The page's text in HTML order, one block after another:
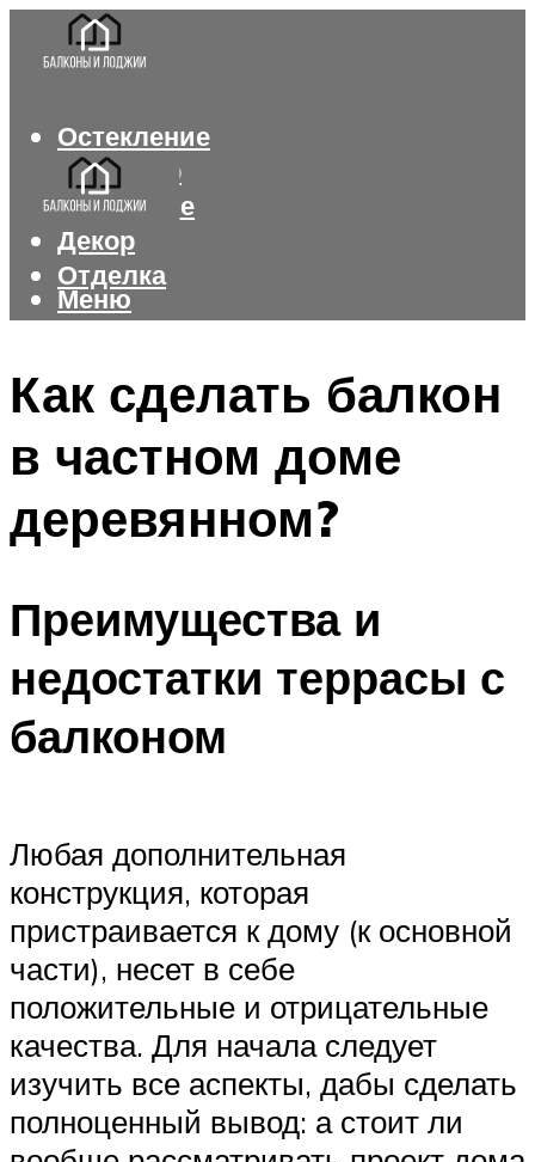
Остекление
Интерьер
Утепление
Декор
Отделка
Меню
Как сделать балкон
в частном доме
деревянном?
Преимущества и
недостатки террасы с
балконом
Любая дополнительная
конструкция, которая
пристраивается к дому (к основной
части), несет в себе
положительные и отрицательные
качества. Для начала следует
изучить все аспекты, дабы сделать
полноценный вывод: а стоит ли